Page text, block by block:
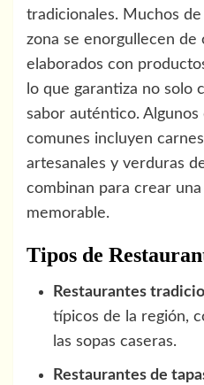
tradicionales. Muchos
zona se enorgullecen de
elaborados con
lo que garantiza no solo
sabor auténtico.
comunes incluyen
artesanales y verduras
combinan para crear
memorable.
Tipos de
Restaurantes
típicos de la región,
las sopas caseras.
Restaurantes de